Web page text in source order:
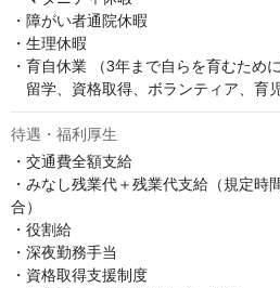
・障がい者通院休暇
・生理休暇
・育自休業 （3年まで自らを育むため
留学、資格取得、ボランティア、育
待遇・福利厚生
・交通費全額支給
・みなし残業代＋残業代支給（規定時
合）
・役割給
・深夜勤務手当
・資格取得支援制度